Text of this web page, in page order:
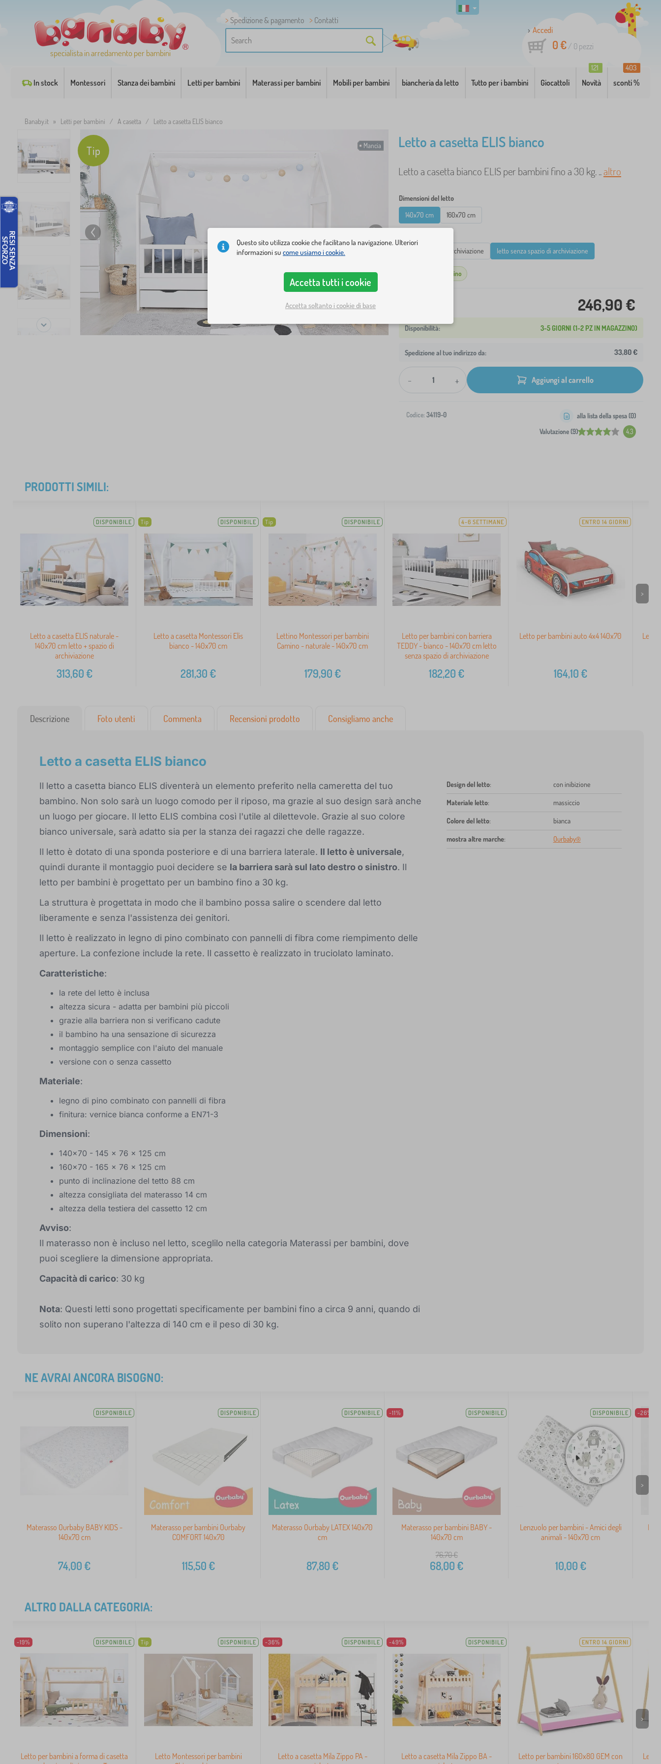
specialista in arredamento per bambini
Spedizione & pagamento
Contatti
Accedi
0 €/ 0 pezzi
In stock Montessori Stanza dei bambini Letti per bambini Materassi per bambini Mobili per bambini biancheria da letto Tutto per i bambini Giocattoli Novità
121
sconti %
403
Banaby.it » Letti per bambini / A casetta / Letto a casetta ELIS bianco
Mancia
Tip Letto a casetta ELIS bianco
Letto a casetta bianco ELIS per bambini fino a 30 kg. ..altro
Dimensioni del letto
140x70 cm
160x70 cm
letto + spazio di archiviazione
letto senza spazio di archiviazione
Mostra in magazzino
246,90 €
3-5 GIORNI (1-2 PZ IN MAGAZZINO)
Spedizione al tuo indirizzo da: 33,80 €
- + Aggiungi al carrello
Codice: 34119-0
Valutazione (9) 4.3
alla lista della spesa (0)
PRODOTTI SIMILI:
DISPONIBILE
Letto a casetta ELIS naturale -
140x70 cm letto + spazio di
archiviazione
313,60€
Tip DISPONIBILE
Letto a casetta Montessori Elis
bianco - 140x70 cm
281,30€
Tip DISPONIBILE
Lettino Montessori per bambini
Camino - naturale - 140x70 cm
179,90€
4-6 SETTIMANE
Letto per bambini con barriera
TEDDY - bianco - 140x70 cm letto
senza spazio di archiviazione
182,20€
ENTRO 14 GIORNI
Letto per bambini auto 4x4 140x70
164,10€
Letto
>
Descrizione Foto utenti Commenta Recensioni prodotto Consigliamo anche
Letto a casetta ELIS bianco
Il letto a casetta bianco ELIS diventerà un elemento preferito nella cameretta del tuo
bambino. Non solo sarà un luogo comodo per il riposo, ma grazie al suo design sarà anche
un luogo per giocare. Il letto ELIS combina così l'utile al dilettevole. Grazie al suo colore
bianco universale, sarà adatto sia per la stanza dei ragazzi che delle ragazze.
Il letto è dotato di una sponda posteriore e di una barriera laterale. Il letto è universale,
quindi durante il montaggio puoi decidere se la barriera sarà sul lato destro o sinistro. Il
letto per bambini è progettato per un bambino fino a 30 kg.
La struttura è progettata in modo che il bambino possa salire o scendere dal letto
liberamente e senza l'assistenza dei genitori.
Il letto è realizzato in legno di pino combinato con pannelli di fibra come riempimento delle
aperture. La confezione include la rete. Il cassetto è realizzato in truciolato laminato.
Caratteristiche:
la rete del letto è inclusa
altezza sicura - adatta per bambini più piccoli
grazie alla barriera non si verificano cadute
il bambino ha una sensazione di sicurezza
montaggio semplice con l'aiuto del manuale
versione con o senza cassetto
Materiale:
legno di pino combinato con pannelli di fibra
finitura: vernice bianca conforme a EN71-3
Dimensioni:
140x70 - 145 x 76 x 125 cm
160x70 - 165 x 76 x 125 cm
punto di inclinazione del tetto 88 cm
altezza consigliata del materasso 14 cm
altezza della testiera del cassetto 12 cm
Avviso:
Il materasso non è incluso nel letto, sceglilo nella categoria Materassi per bambini, dove
puoi scegliere la dimensione appropriata.
Capacità di carico: 30 kg
Nota: Questi letti sono progettati specificamente per bambini fino a circa 9 anni, quando di
solito non superano l'altezza di 140 cm e il peso di 30 kg.
Design del letto: con inibizione
Materiale letto: massiccio
Colore del letto: bianca
mostra altre marche: Ourbaby®
NE AVRAI ANCORA BISOGNO:
DISPONIBILE
Materasso Ourbaby BABY KIDS -
140x70 cm
74,00€
DISPONIBILE
Materasso per bambini Ourbaby
COMFORT 140x70
115,50€
DISPONIBILE
Materasso Ourbaby LATEX 140x70
cm
87,80€
-11% DISPONIBILE
Materasso per bambini BABY -
140x70 cm
76,70€
68,00€
DISPONIBILE
Lenzuolo per bambini - Amici degli
animali - 140x70 cm
10,00€
-26%
>
ALTRO DALLA CATEGORIA:
-19% DISPONIBILE
Letto per bambini a forma di casetta
Tip DISPONIBILE
Letto Montessori per bambini
-36% DISPONIBILE
Letto a casetta Mila Zippo PA -
-49% DISPONIBILE
Letto a casetta Mila Zippo BA -
ENTRO 14 GIORNI
Letto per bambini 160x80 GEM con
Letto
>
Questo sito utilizza cookie che facilitano la navigazione. Ulteriori
informazioni su come usiamo i cookie.
Accetta tutti i cookie
Accetta soltanto i cookie di base